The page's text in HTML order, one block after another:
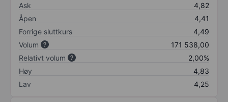
Ask
4,82
Åpen
4,41
Forrige sluttkurs
4,49
Volum
171 538,00
Relativt volum
2,00%
Høy
4,83
Lav
4,25